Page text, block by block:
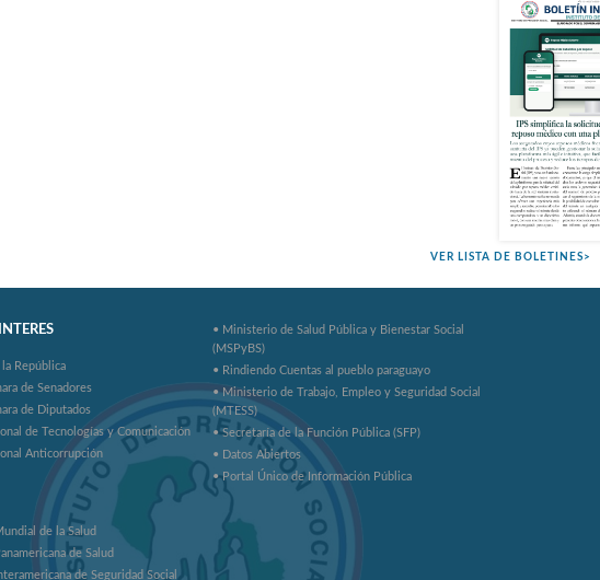
VER LISTA DE BOLETINES>
República
de Senadores
de Diputados
de Tecnologías y Comunicación
Anticorrupción
• Ministerio de Salud Pública y Bienestar Social
(MSPyBS)
• Rindiendo Cuentas al pueblo paraguayo
• Ministerio de Trabajo, Empleo y Seguridad Social
(MTESS)
• Secretaría de la Función Pública (SFP)
• Datos Abiertos
• Portal Único de Información Pública
de la Salud
de Salud
de Seguridad Social